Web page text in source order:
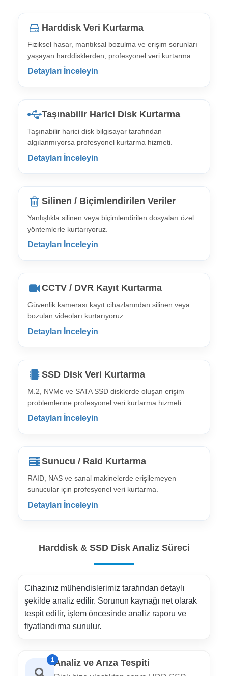
Harddisk Veri Kurtarma
Fiziksel hasar, mantıksal bozulma ve erişim sorunları
yaşayan harddisklerden, profesyonel veri kurtarma.
Detayları İnceleyin
Taşınabilir Harici Disk Kurtarma
Taşınabilir harici disk bilgisayar tarafından
algılanmıyorsa profesyonel kurtarma hizmeti.
Detayları İnceleyin
Silinen / Biçimlendirilen Veriler
Yanlışlıkla silinen veya biçimlendirilen dosyaları özel
yöntemlerle kurtarıyoruz.
Detayları İnceleyin
CCTV / DVR Kayıt Kurtarma
Güvenlik kamerası kayıt cihazlarından silinen veya
bozulan videoları kurtarıyoruz.
Detayları İnceleyin
SSD Disk Veri Kurtarma
M.2, NVMe ve SATA SSD disklerde oluşan erişim
problemlerine profesyonel veri kurtarma hizmeti.
Detayları İnceleyin
Sunucu / Raid Kurtarma
RAID, NAS ve sanal makinelerde erişilemeyen
sunucular için profesyonel veri kurtarma.
Detayları İnceleyin
Harddisk & SSD Disk Analiz Süreci
Cihazınız mühendislerimiz tarafından detaylı
şekilde analiz edilir. Sorunun kaynağı net olarak
tespit edilir, işlem öncesinde analiz raporu ve
fiyatlandırma sunulur.
1Analiz ve Arıza Tespiti